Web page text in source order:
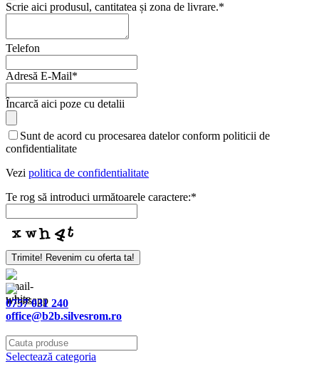
Email
Scrie aici produsul, cantitatea și zona de livrare.*
Telefon
Adresă E-Mail*
Încarcă aici poze cu detalii
Sunt de acord cu procesarea datelor conform politicii de
confidentialitate
Vezi politica de confidentialitate
Te rog să introduci următoarele caractere:*
Trimite! Revenim cu oferta ta!
0757 031 240
office@b2b.silvesrom.ro
Selectează categoria